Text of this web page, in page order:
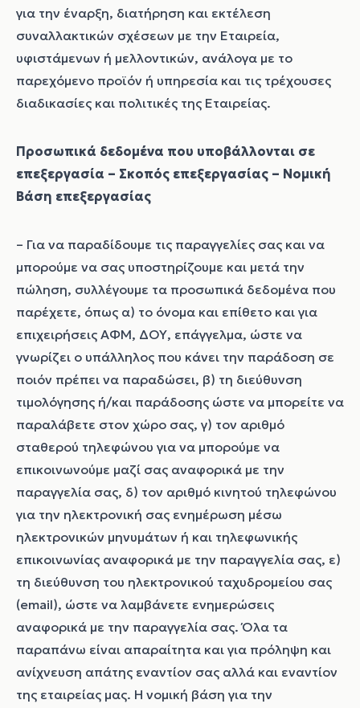
για την έναρξη, διατήρηση και εκτέλεση
συναλλακτικών σχέσεων με την Εταιρεία,
υφιστάμενων ή μελλοντικών, ανάλογα με το
παρεχόμενο προϊόν ή υπηρεσία και τις τρέχουσες
διαδικασίες και πολιτικές της Εταιρείας.
Προσωπικά δεδομένα που υποβάλλονται σε
επεξεργασία – Σκοπός επεξεργασίας – Νομική
Βάση επεξεργασίας
– Για να παραδίδουμε τις παραγγελίες σας και να
μπορούμε να σας υποστηρίζουμε και μετά την
πώληση, συλλέγουμε τα προσωπικά δεδομένα που
παρέχετε, όπως α) το όνομα και επίθετο και για
επιχειρήσεις ΑΦΜ, ΔΟΥ, επάγγελμα, ώστε να
γνωρίζει ο υπάλληλος που κάνει την παράδοση σε
ποιόν πρέπει να παραδώσει, β) τη διεύθυνση
τιμολόγησης ή/και παράδοσης ώστε να μπορείτε να
παραλάβετε στον χώρο σας, γ) τον αριθμό
σταθερού τηλεφώνου για να μπορούμε να
επικοινωνούμε μαζί σας αναφορικά με την
παραγγελία σας, δ) τον αριθμό κινητού τηλεφώνου
για την ηλεκτρονική σας ενημέρωση μέσω
ηλεκτρονικών μηνυμάτων ή και τηλεφωνικής
επικοινωνίας αναφορικά με την παραγγελία σας, ε)
τη διεύθυνση του ηλεκτρονικού ταχυδρομείου σας
(email), ώστε να λαμβάνετε ενημερώσεις
αναφορικά με την παραγγελία σας. Όλα τα
παραπάνω είναι απαραίτητα και για πρόληψη και
ανίχνευση απάτης εναντίον σας αλλά και εναντίον
της εταιρείας μας. Η νομική βάση για την